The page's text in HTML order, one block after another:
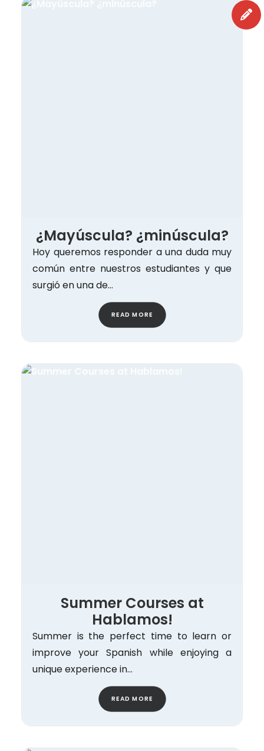
¿Mayúscula? ¿minúscula?
Hoy queremos responder a una duda muy
común entre nuestros estudiantes y que
surgió en una de…
READ MORE
Summer Courses at
Hablamos!
Summer is the perfect time to learn or
improve your Spanish while enjoying a
unique experience in…
READ MORE